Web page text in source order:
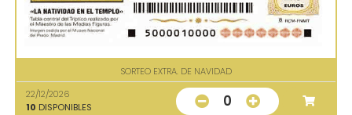
SORTEO EXTRA. DE NAVIDAD
22/12/2026
10 DISPONIBLES 0